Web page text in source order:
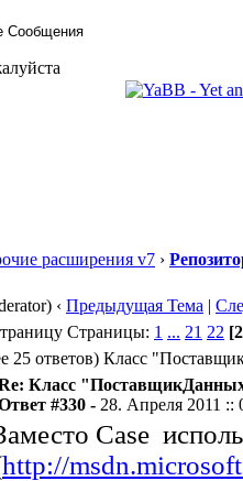
расширения v7 ›
‹ Предыдущая Тема |
Страницы: 1 ... 21 22
Класс
Класс
#330 - 28. Апреля 2011 ::
Case
http://